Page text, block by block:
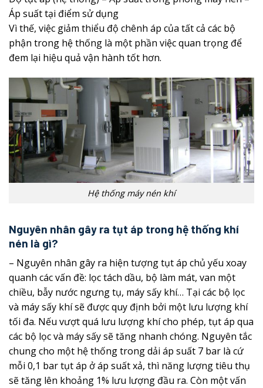
Áp suất tại điểm sử dụng
Vì thế, việc giảm thiểu độ chênh áp của tất cả các bộ
phận trong hệ thống là một phần việc quan trọng để
đem lại hiệu quả vận hành tốt hơn.
Hệ thống máy nén khí
Nguyên nhân gây ra tụt áp trong hệ thống khí
nén là gì?
– Nguyên nhân gây ra hiện tượng tụt áp chủ yếu xoay
quanh các vấn đề: lọc tách dầu, bộ làm mát, van một
chiều, bẫy nước ngưng tụ, máy sấy khí… Tại các bộ lọc
và máy sấy khí sẽ được quy định bởi một lưu lượng khí
tối đa. Nếu vượt quá lưu lượng khí cho phép, tụt áp qua
các bộ lọc và máy sấy sẽ tăng nhanh chóng. Nguyên tắc
chung cho một hệ thống trong dải áp suất 7 bar là cứ
mỗi 0,1 bar tụt áp ở áp suất xả, thì năng lượng tiêu thụ
sẽ tăng lên khoảng 1% lưu lượng đầu ra. Còn một vấn